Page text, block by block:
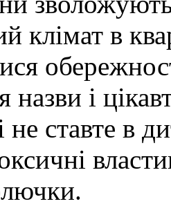
клімат в
назви і
не ставте в